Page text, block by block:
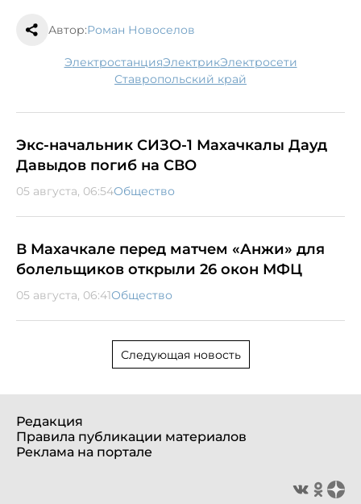
Автор:Роман Новоселов
электростанция электрик электросети
Ставропольский край
Экс-начальник СИЗО-1 Махачкалы Дауд
Давыдов погиб на СВО
05 августа, 06:54Общество
В Махачкале перед матчем «Анжи» для
болельщиков открыли 26 окон МФЦ
05 августа, 06:41Общество
Следующая новость
Редакция
Правила публикации материалов
Реклама на портале